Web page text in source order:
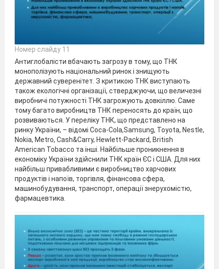
Номер слайду 11
Антиглобалісти вбачають загрозу в тому, що ТНК
монополізують національний ринок і знищують
державний суверенітет. З критикою ТНК виступають
також екологічні організації, стверджуючи, що величезні
виробничі потужності ТНК загрожують довкіллю. Саме
тому багато виробництв ТНК переносять до країн, що
розвиваються. У переліку ТНК, що представлено на
ринку України, – відомі Coca-Cola,Samsung, Toyota, Nestle,
Nokia, Metro, Cash&Carry, Hewlett-Packard, British
American Tobacco та інші. Найбільше проникнення в
економіку України здійснили ТНК країн ЄС і США. Для них
найбільш привабливими є виробництво харчових
продуктів і напоїв, торгівля, фінансова сфера,
машинобудування, транспорт, операції знерухомістю,
фармацевтика.